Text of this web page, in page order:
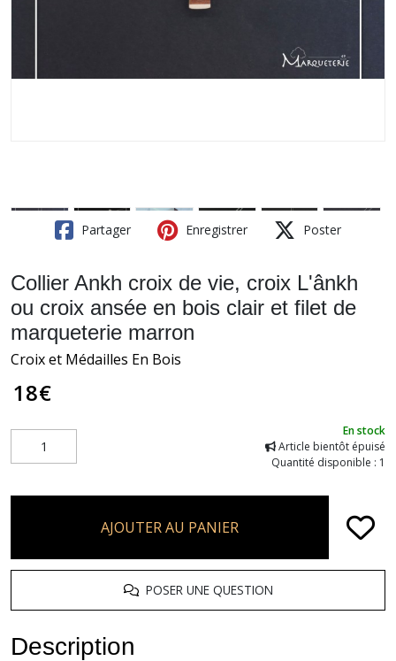
Partager Enregistrer Poster
Collier Ankh croix de vie, croix L'ânkh
ou croix ansée en bois clair et filet de
marqueterie marron
Croix et Médailles En Bois
18€
En stock
Article bientôt épuisé
Quantité disponible : 1
AJOUTER AU PANIER
POSER UNE QUESTION
Description